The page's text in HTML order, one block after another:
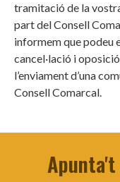
tramitació de la
part del Consell
informem que podeu
cancel·lació i
l’enviament d’una
Consell Comarcal.